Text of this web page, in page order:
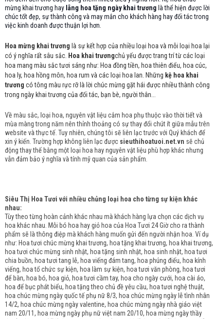
mừng khai trương hay lẵng hoa tặng ngày khai trương là thể hiện được lời
chúc tốt đẹp, sự thành công và may mắn cho khách hàng hay đối tác trong
việc kinh doanh được thuận lợi hơn.
Hoa mừng khai trương là sự kết hợp của nhiều loại hoa và mỗi loại hoa lại
có ý nghĩa rất sâu sắc. Hoa khai trươngchủ yếu được trang trí từ các loại
hoa mang màu sắc tươi sáng như: Hoa đồng tiền, hoa thiên điểu, hoa cúc,
hoa ly, hoa hồng môn, hoa rum và các loại hoa lan. Những kệ hoa khai
trương có tông màu rực rỡ là lời chúc mừng gặt hái được nhiều thành công
trong ngày khai trương của đối tác, bạn bè, người thân...
Về màu sắc, loại hoa, nguyên vật liệu cắm hoa phụ thuộc vào thời tiết và
mùa màng trong năm nên thỉnh thoảng có sự thay đổi chút ít giữa mẫu trên
website và thực tế. Tuy nhiên, chúng tôi sẽ liên lạc trước với Quý khách để
xin ý kiến. Trường hợp không liên lạc được sieuthihoatuoi.net.vn sẽ chủ
động thay thế bằng một loại hoa hay nguyên vật liệu phù hợp khác nhưng
vẫn đảm bảo ý nghĩa và tính mỹ quan của sản phẩm.
Siêu Thị Hoa Tươi với nhiều chủng loại hoa cho từng sự kiện khác
nhau:
Tùy theo từng hoàn cảnh khác nhau mà khách hàng lựa chọn các dịch vụ
hoa khác nhau. Mỗi bó hoa hay giỏ hoa của Hoa Tươi 24 Giờ cho ra thành
phẩm sẽ là thông điệp mà khách hàng muốn gửi đến người nhận hoa. Ví dụ
như: Hoa tươi chúc mừng khai trương, hoa tặng khai trương, hoa khai trương,
hoa tươi chúc mừng sinh nhật, hoa tặng sinh nhật, hoa sinh nhật, hoa tươi
chia buồn, hoa tươi tang lễ, hoa viếng đám tang, hoa phúng điếu, hoa kính
viếng, hoa tổ chức sự kiện, hoa làm sự kiện, hoa tươi văn phòng, hoa tươi
để bàn, hoa bó, hoa giỏ, hoa tươi cầm tay, hoa cho ngày cưới, hoa cài áo,
hoa để bục phát biểu, hoa tặng theo chủ đề yêu cầu, hoa tươi nghệ thuật,
hoa chúc mừng ngày quốc tế phụ nữ 8/3, hoa chúc mừng ngày lễ tình nhân
14/2, hoa chúc mừng ngày valentine, hoa chúc mừng ngày nhà giáo việt
nam 20/11, hoa mừng ngày phụ nữ việt nam 20/10, hoa mừng ngày thầy